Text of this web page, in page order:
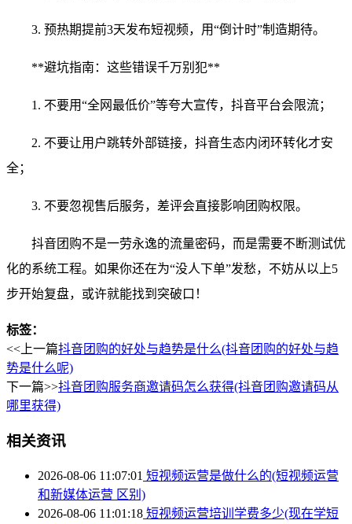
3. 预热期提前3天发布短视频，用“倒计时”制造期待。
**避坑指南：这些错误千万别犯**
1. 不要用“全网最低价”等夸大宣传，抖音平台会限流；
2. 不要让用户跳转外部链接，抖音生态内闭环转化才安
全；
3. 不要忽视售后服务，差评会直接影响团购权限。
抖音团购不是一劳永逸的流量密码，而是需要不断测试优
化的系统工程。如果你还在为“没人下单”发愁，不妨从以上5
步开始复盘，或许就能找到突破口！
标签：
<<上一篇抖音团购的好处与趋势是什么(抖音团购的好处与趋
势是什么呢)
下一篇>>抖音团购服务商邀请码怎么获得(抖音团购邀请码从
哪里获得)
相关资讯
2026-08-06 11:07:01 短视频运营是做什么的(短视频运营
和新媒体运营 区别)
2026-08-06 11:01:18 短视频运营培训学费多少(现在学短